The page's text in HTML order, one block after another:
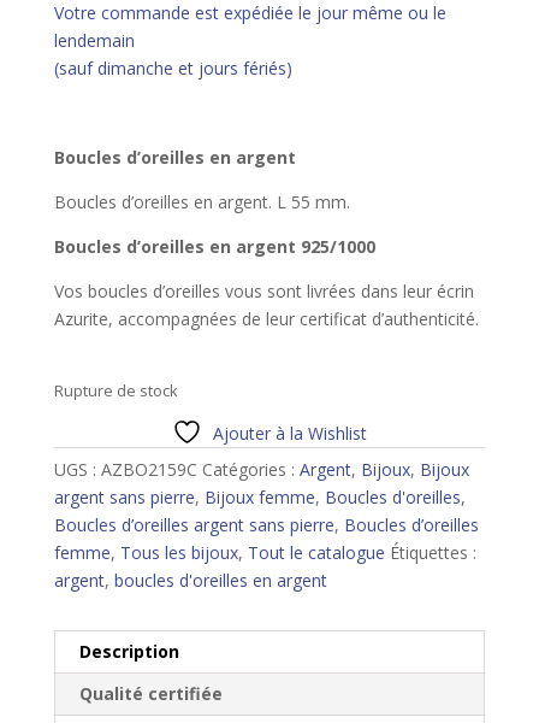
Votre commande est expédiée le jour même ou le
lendemain
(sauf dimanche et jours fériés)
Boucles d’oreilles en argent
Boucles d’oreilles en argent. L 55 mm.
Boucles d’oreilles en argent 925/1000
Vos boucles d’oreilles vous sont livrées dans leur écrin
Azurite, accompagnées de leur certificat d’authenticité.
Rupture de stock
Ajouter à la Wishlist
UGS : AZBO2159C Catégories : Argent, Bijoux, Bijoux
argent sans pierre, Bijoux femme, Boucles d'oreilles,
Boucles d’oreilles argent sans pierre, Boucles d’oreilles
femme, Tous les bijoux, Tout le catalogue Étiquettes :
argent, boucles d'oreilles en argent
Description
Qualité certifiée